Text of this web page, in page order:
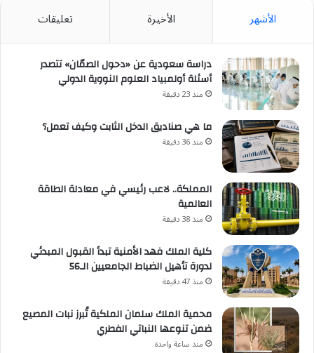
الأشهر الأخيرة تعليقات
دراسة سعودية عن «دحول الصمّان» تتصدر
أسئلة أولمبياد العلوم النووية الدولي
منذ 23 دقيقة
ما هي صناديق الدخل الثابت وكيف تعمل؟
منذ 36 دقيقة
المملكة.. لاعب رئيسي في معادلة الطاقة
العالمية
منذ 38 دقيقة
كلية الملك فهد الأمنية تبدأ القبول المبدئي
لدورة تأهيل الضباط الجامعيين الـ56
منذ 47 دقيقة
محمية الملك سلمان الملكية تُبرز نبات المصيع
ضمن تنوعها النباتي الفطري
منذ ساعة واحدة